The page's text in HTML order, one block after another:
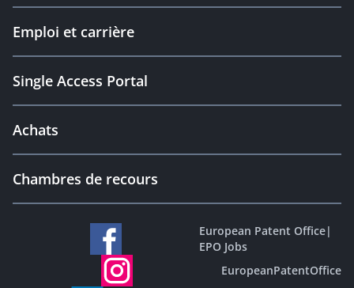
Emploi et carrière
Single Access Portal
Achats
Chambres de recours
European Patent Office|
EPO Jobs
EuropeanPatentOffice